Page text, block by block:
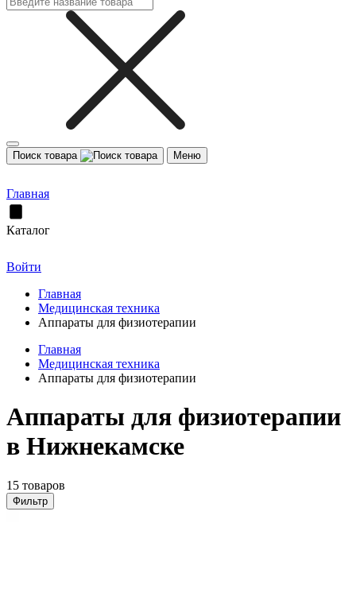
Поиск товара Меню
Главная
Каталог
Войти
Главная
Медицинская техника
Аппараты для физиотерапии
Главная
Медицинская техника
Аппараты для физиотерапии
Аппараты для физиотерапии
в Нижнекамске
15 товаров
Фильтр